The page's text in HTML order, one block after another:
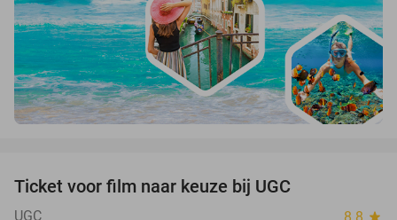
Ticket voor film naar keuze bij UGC
UGC star